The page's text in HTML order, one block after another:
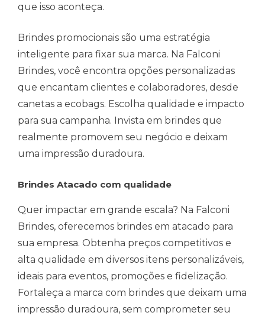
que isso aconteça.
Brindes promocionais são uma estratégia
inteligente para fixar sua marca. Na Falconi
Brindes, você encontra opções personalizadas
que encantam clientes e colaboradores, desde
canetas a ecobags. Escolha qualidade e impacto
para sua campanha. Invista em brindes que
realmente promovem seu negócio e deixam
uma impressão duradoura.
Brindes Atacado com qualidade
Quer impactar em grande escala? Na Falconi
Brindes, oferecemos brindes em atacado para
sua empresa. Obtenha preços competitivos e
alta qualidade em diversos itens personalizáveis,
ideais para eventos, promoções e fidelização.
Fortaleça a marca com brindes que deixam uma
impressão duradoura, sem comprometer seu